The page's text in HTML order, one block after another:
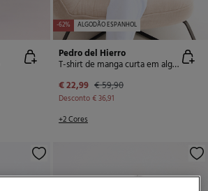
-62% ALGODÃO ESPANHOL
Pedro del Hierro
T-shirt de manga curta em algodão espanhol
€ 22,99 € 59,90
Desconto€ 36,91
+2 Cores